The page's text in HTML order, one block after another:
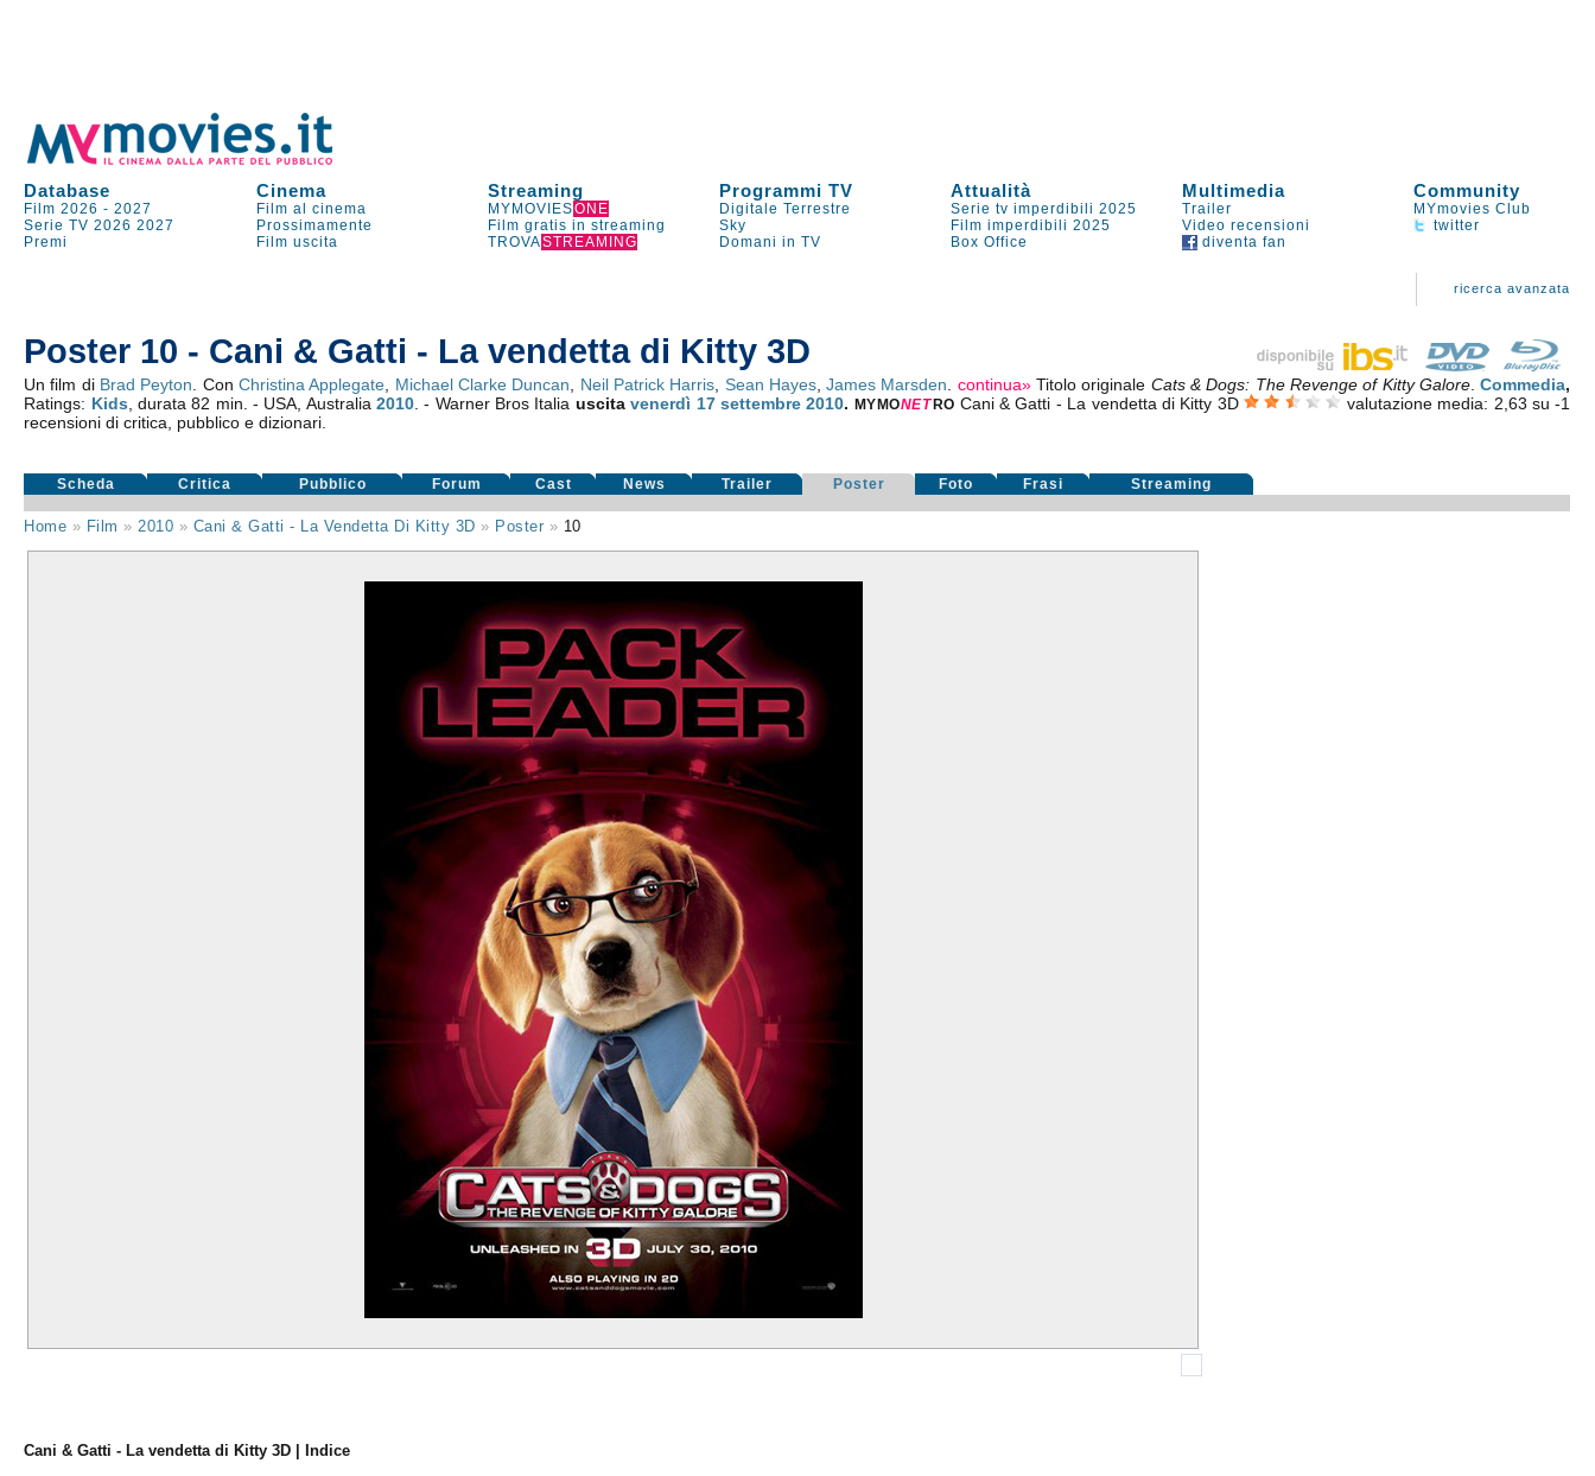
Database Cinema Streaming Programmi TV Attualità Multimedia Community
Film 2026 -2027 Film al cinema MYMOVIESONE Digitale Terrestre Serie tv imperdibili 2025 Trailer
MYmovies Club
Serie TV 2026 2027 Prossimamente Film gratis in streaming Sky Film imperdibili 2025 Video recensioni
twitter
Premi
Film uscita TROVASTREAMING Domani in TV Box Office diventa fan
ricerca avanzata
Poster 10 - Cani & Gatti - La vendetta di Kitty 3D
Un film di Brad Peyton . ConChristina Applegate Michael Clarke Duncan Neil Patrick Harris Sean Hayes,James Marsden continua» Titolo originale Cats & Dogs: The Revenge of Kitty Galore.Commedia,
Ratings: Kids , durata 82 min. - USA, Australia2010 . - Warner Bros Italia uscitavenerdì 17 settembre 2010. MYMONET RO Cani & Gatti - La vendetta di Kitty 3D valutazione media: 2,63 su-1
recensioni di critica, pubblico e dizionari.
Scheda Critica Pubblico Forum Cast News Trailer Poster Foto Frasi Streaming
Home » Film » 2010 » Cani & Gatti - La Vendetta Di Kitty 3D » Poster » 10
Cani & Gatti - La vendetta di Kitty 3D | Indice